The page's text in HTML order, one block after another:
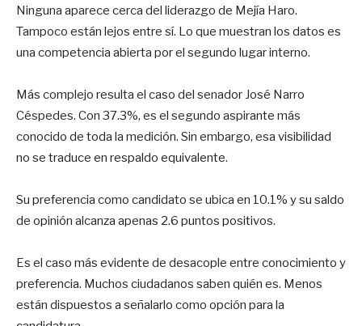
Ninguna aparece cerca del liderazgo de Mejía Haro.
Tampoco están lejos entre sí. Lo que muestran los datos es
una competencia abierta por el segundo lugar interno.
Más complejo resulta el caso del senador José Narro
Céspedes. Con 37.3%, es el segundo aspirante más
conocido de toda la medición. Sin embargo, esa visibilidad
no se traduce en respaldo equivalente.
Su preferencia como candidato se ubica en 10.1% y su saldo
de opinión alcanza apenas 2.6 puntos positivos.
Es el caso más evidente de desacople entre conocimiento y
preferencia. Muchos ciudadanos saben quién es. Menos
están dispuestos a señalarlo como opción para la